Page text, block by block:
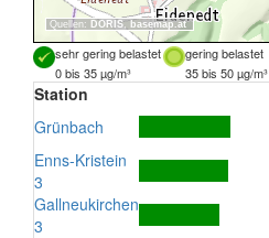
Quellen: DORIS, basemap.at
sehr gering belastet gering belastet
0 bis 35 µg/m³
35 bis 50 µg/m³
Station
Grünbach
Enns-Kristein
3
Gallneukirchen
3